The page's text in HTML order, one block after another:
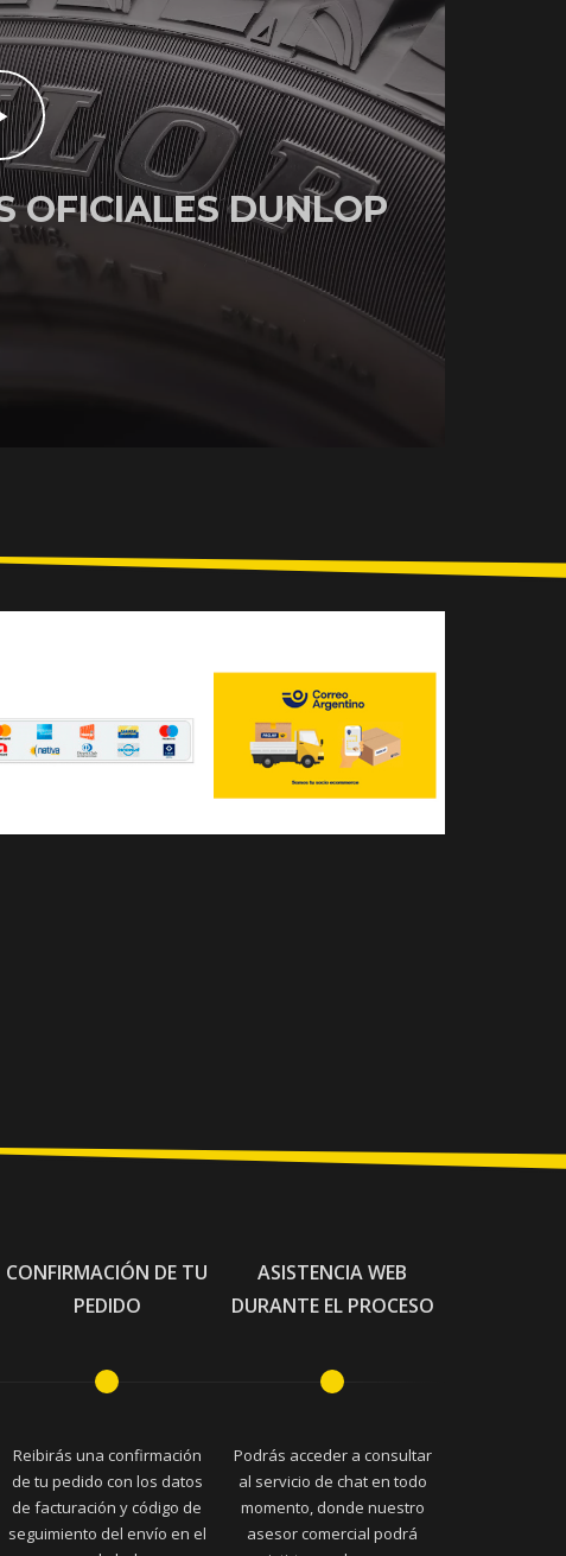
OFICIALES DUNLOP
CONFIRMACIÓN DE TU
PEDIDO
Reibirás una confirmación
de tu pedido con los datos
de facturación y código de
seguimiento del envío en el
ASISTENCIA WEB
DURANTE EL PROCESO
Podrás acceder a consultar
al servicio de chat en todo
momento, donde nuestro
asesor comercial podrá